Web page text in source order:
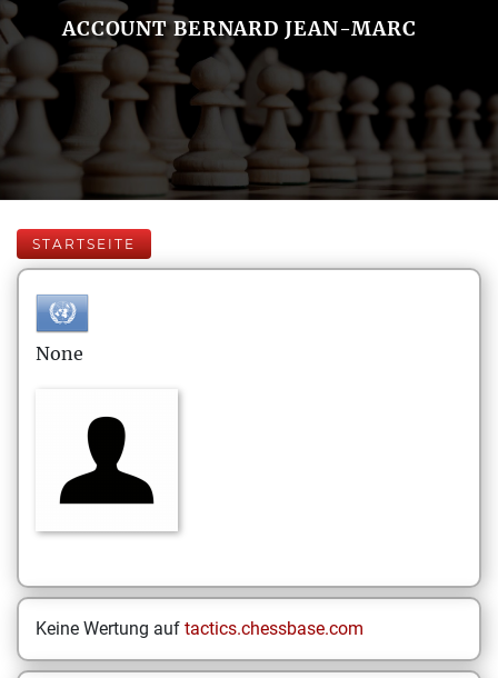
ACCOUNT BERNARD JEAN-MARC
STARTSEITE
None
Keine Wertung auf tactics.chessbase.com